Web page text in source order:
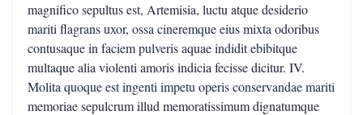
magnifico sepultus est, Artemisia, luctu atque desiderio
mariti flagrans uxor, ossa cineremque eius mixta odoribus
contusaque in faciem pulveris aquae indidit ebibitque
multaque alia violenti amoris indicia fecisse dicitur. IV.
Molita quoque est ingenti impetu operis conservandae mariti
memoriae sepulcrum illud memoratissimum dignatumque